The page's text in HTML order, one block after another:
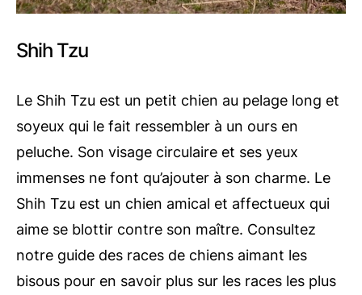
Shih Tzu
Le Shih Tzu est un petit chien au pelage long et
soyeux qui le fait ressembler à un ours en
peluche. Son visage circulaire et ses yeux
immenses ne font qu’ajouter à son charme. Le
Shih Tzu est un chien amical et affectueux qui
aime se blottir contre son maître. Consultez
notre guide des races de chiens aimant les
bisous pour en savoir plus sur les races les plus